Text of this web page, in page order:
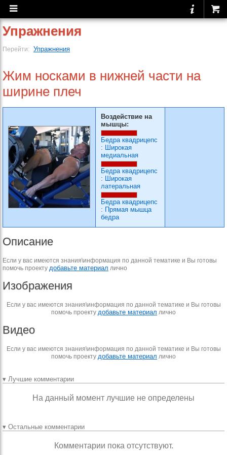
Упражнения
Перейти: Упражнения
Жим носками в нижней части на
ширине плеч
Воздействие на
мышцы:
Бедра квадрицепс
: Широкая
медиальная
Бедра квадрицепс
: Широкая
латеральная
Бедра квадрицепс
: Прямая мышца
бедра
Описание
Если у вас имеются знания\информация по данной тематике и Вы готовы
помочь проекту добавьте материал лично
Изображения
Если у вас имеются знания\информация по данной тематике и Вы готовы
помочь проекту добавьте материал лично
Видео
Если у вас имеются знания\информация по данной тематике и Вы готовы
помочь проекту добавьте материал лично
▾ Лучшие комментарии
На данный момент лучшие не определены
▾ Остальные комментарии
Комментарии пока отсутствуют.